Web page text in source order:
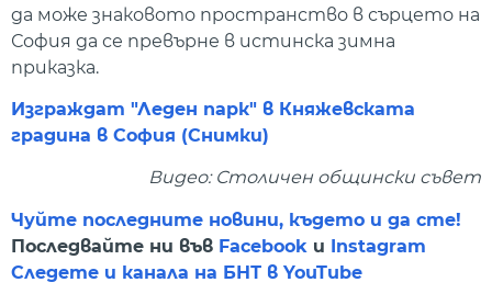
да може знаковото пространство в сърцето на
София да се превърне в истинска зимна
приказка.
Изграждат "Леден парк" в Княжевската
градина в София (Снимки)
Видео: Столичен общински съвет
Чуйте последните новини, където и да сте!
Последвайте ни във Facebook и Instagram
Следете и канала на БНТ в YouTube